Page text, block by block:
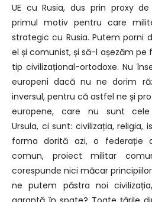
UE cu Rusia, dus prin proxy
primul motiv pentru care
strategic cu Rusia. Putem porni
el și comunist, și să-l așezăm
tip civilizațional-ortodoxe. Nu
europeni dacă nu ne dorim
inversul, pentru că astfel ne și
europene,
care nu sunt
Ursula, ci sunt: civilizația, religia,
forma dorită azi, o federație
comun,
proiect militar
corespunde nici măcar
ne putem păstra noi civilizația,